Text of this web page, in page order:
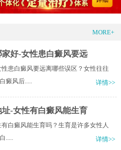
MORE+
好-女性患白癜风要远
患白癜风要远离哪些误区？女性往往
癜风后.....
详情>>
-女性有白癜风能生育
白癜风能生育吗？​生育是许多女性人
.....
详情>>